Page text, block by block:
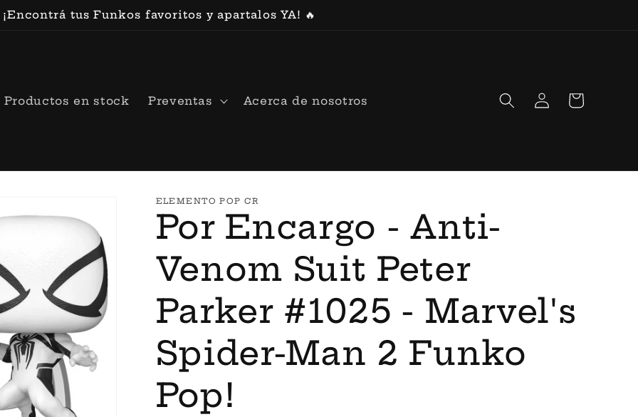
¡Encontrá tus Funkos favoritos y apartalos YA! 🔥
Productos en stock Preventas Acerca de nosotros
Iniciar
sesión
Carrito
ELEMENTO POP CR
Por Encargo - Anti-
Venom Suit Peter
Parker #1025 - Marvel's
Spider-Man 2 Funko
Pop!